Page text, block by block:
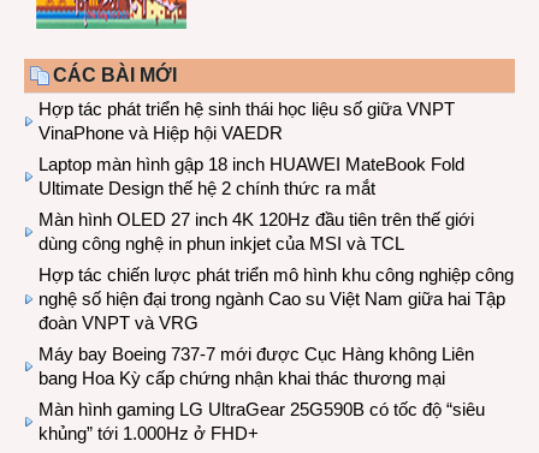
CÁC BÀI MỚI
Hợp tác phát triển hệ sinh thái học liệu số giữa VNPT
VinaPhone và Hiệp hội VAEDR
Laptop màn hình gập 18 inch HUAWEI MateBook Fold
Ultimate Design thế hệ 2 chính thức ra mắt
Màn hình OLED 27 inch 4K 120Hz đầu tiên trên thế giới
dùng công nghệ in phun inkjet của MSI và TCL
Hợp tác chiến lược phát triển mô hình khu công nghiệp công
nghệ số hiện đại trong ngành Cao su Việt Nam giữa hai Tập
đoàn VNPT và VRG
Máy bay Boeing 737-7 mới được Cục Hàng không Liên
bang Hoa Kỳ cấp chứng nhận khai thác thương mại
Màn hình gaming LG UltraGear 25G590B có tốc độ “siêu
khủng” tới 1.000Hz ở FHD+